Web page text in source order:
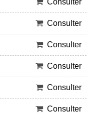
Consulter
Consulter
Consulter
Consulter
Consulter
Consulter